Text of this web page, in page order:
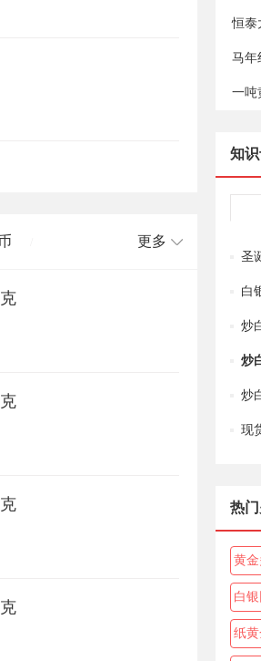
更多
恒泰
马年
一吨
知
圣
白
炒
炒
炒
现
热
黄
白
纸黄